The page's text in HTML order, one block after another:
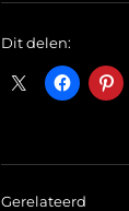
Dit delen:
Gerelateerd